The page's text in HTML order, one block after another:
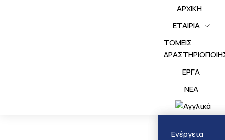
ΑΡΧΙΚΗ
ΕΤΑΙΡΙΑ
Βραβεύσεις
ΤΟΜΕΙΣ
Ενέργεια
ΕΡΓΑ
NEA